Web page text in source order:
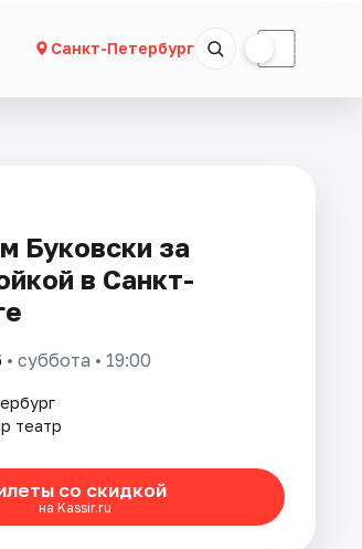
Санкт-Петербург ☾
Буковски за
в Санкт-
• суббота • 19:00
театр
со скидкой
на Kassir.ru